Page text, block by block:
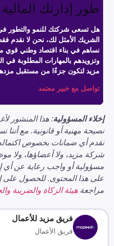
طور إدارتك
الشريك الأمثل لك، نحن لا نقدم
نساهم في بناء اقتصاد وطني قوي
وتزويدهم بالمهارات المطلوبة في
مزيد لتكون جزءًا من مستقبل
تواصل مع خبير معتمد
إخلاء المسؤولية: هذا المنشور
نصيحة مهنية أو قانونية. مع أننا
نقدم أي ضمانات بخصوص اكتماله
شركة مزيد، ولا أعضاؤها، ولا
مسؤولية أو واجب رعاية عن أي
على هذا المحتوى. للحصول على
مراجعة هيئة الزكاة والضريبة
فريق مزيد للأعمال
فريق الأعمال